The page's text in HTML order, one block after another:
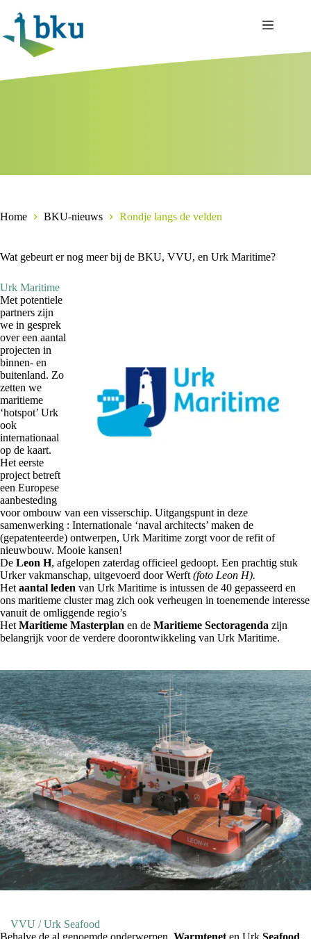
naar
inhoud
Home BKU-nieuws Rondje langs de velden
Wat gebeurt er nog meer bij de BKU, VVU, en Urk Maritime?
Urk Maritime
Met potentiele
partners zijn
we in gesprek
over een aantal
projecten in
binnen- en
buitenland. Zo
zetten we
maritieme
‘hotspot’ Urk
ook
internationaal
op de kaart.
Het eerste
project betreft
een Europese
aanbesteding
voor ombouw van een visserschip. Uitgangspunt in deze
samenwerking : Internationale ‘naval architects’ maken de
(gepatenteerde) ontwerpen, Urk Maritime zorgt voor de refit of
nieuwbouw. Mooie kansen!
De Leon H, afgelopen zaterdag officieel gedoopt. Een prachtig stuk
Urker vakmanschap, uitgevoerd door Werft (foto Leon H).
Het aantal leden van Urk Maritime is intussen de 40 gepasseerd en
ons maritieme cluster mag zich ook verheugen in toenemende interesse
vanuit de omliggende regio’s
Het Maritieme Masterplan en de Maritieme Sectoragenda zijn
belangrijk voor de verdere doorontwikkeling van Urk Maritime.
VVU / Urk Seafood
Behalve de al genoemde onderwerpen Warmtenet en Urk Seafood,